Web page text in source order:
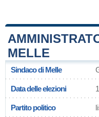
MELLE
Sindaco di Melle
Data delle elezioni
Partito politico